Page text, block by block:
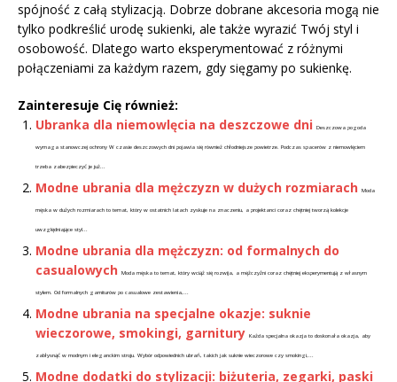
spójność z całą stylizacją. Dobrze dobrane akcesoria mogą nie
tylko podkreślić urodę sukienki, ale także wyrazić Twój styl i
osobowość. Dlatego warto eksperymentować z różnymi
połączeniami za każdym razem, gdy sięgamy po sukienkę.
Zainteresuje Cię również:
Ubranka dla niemowlęcia na deszczowe dni
Deszczowa pogoda
wymaga stanowczej ochrony W czasie deszczowych dni pojawia się również chłodniejsze powietrze. Podczas spacerów z niemowlęciem
trzeba zabezpieczyć je już...
Modne ubrania dla mężczyzn w dużych rozmiarach Moda
męska w dużych rozmiarach to temat, który w ostatnich latach zyskuje na znaczeniu, a projektanci coraz chętniej tworzą kolekcje
uwzględniające styl...
Modne ubrania dla mężczyzn: od formalnych do
casualowych
Moda męska to temat, który wciąż się rozwija, a mężczyźni coraz chętniej eksperymentują z własnym
stylem. Od formalnych garniturów po casualowe zestawienia,...
Modne ubrania na specjalne okazje: suknie
wieczorowe, smokingi, garnitury Każda specjalna okazja to doskonała okazja, aby
zabłysnąć w modnym i eleganckim stroju. Wybór odpowiednich ubrań, takich jak suknie wieczorowe czy smokingi,...
Modne dodatki do stylizacji: biżuteria, zegarki, paski